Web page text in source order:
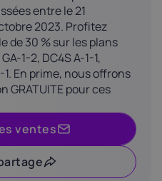
entre le 21
2023. Profitez
de 30 % sur les plans
1-2, DC4S A-1-1,
1. En prime, nous offrons
pour ces
ventes
Lithuania
21%
Poland
23%
Portugal
23%
Slovenia
22%
Spain
21%